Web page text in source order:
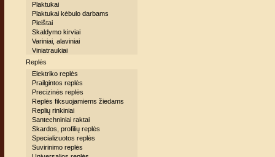
Plaktukai
Plaktukai kėbulo darbams
Pleištai
Skaldymo kirviai
Variniai, alaviniai
Viniatraukiai
Replės
Elektriko replės
Prailgintos replės
Precizinės replės
Replės fiksuojamiems žiedams
Replių rinkiniai
Santechniniai raktai
Skardos, profilių replės
Specializuotos replės
Suvirinimo replės